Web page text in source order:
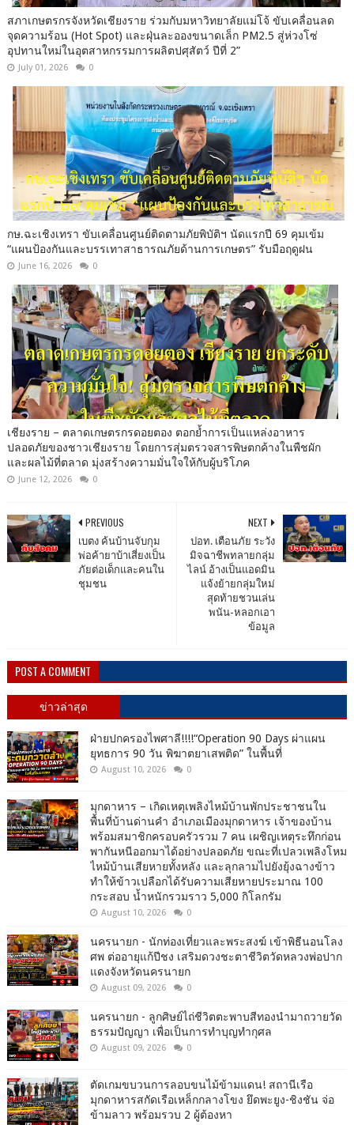
สภาเกษตรกรจังหวัดเชียงราย ร่วมกับมหาวิทยาลัยแม่โจ้ ขับเคลื่อนลด
จุดความร้อน (Hot Spot) และฝุ่นละอองขนาดเล็ก PM2.5 สู่ห่วงโซ่
อุปทานใหม่ในอุตสาหกรรมการผลิตปศุสัตว์ ปีที่ 2”
July 01, 2026 0
กษ.ฉะเชิงเทรา ขับเคลื่อนศูนย์ติดตามภัยพิบัติฯ นัดแรกปี 69 คุมเข้ม
“แผนป้องกันและบรรเทาสาธารณภัยด้านการเกษตร” รับมือฤดูฝน
June 16, 2026 0
เชียงราย – ตลาดเกษตรกรดอยตอง ตอกย้ำการเป็นแหล่งอาหาร
ปลอดภัยของชาวเชียงราย โดยการสุ่มตรวจสารพิษตกค้างในพืชผัก
และผลไม้ที่ตลาด มุ่งสร้างความมั่นใจให้กับผู้บริโภค
June 12, 2026 0
NEXT
ปอท. เตือนภัย ระวัง
มิจฉาชีพทลายกลุ่ม
ไลน์ อ้างเป็นแอดมิน
แจ้งย้ายกลุ่มใหม่
สุดท้ายชวนเล่น
พนัน-หลอกเอา
ข้อมูล
PREVIOUS
เบตง ค้นบ้านจับกุม
พ่อค้ายาบ้าเสี่ยงเป็น
ภัยต่อเด็กและคนใน
ชุมชน
POST A COMMENT
ข่าวล่าสุด
ฝ่ายปกครองไพศาลี!!!!“Operation 90 Days ผ่าแผน
ยุทธการ 90 วัน พิฆาตยาเสพติด” ในพื้นที่
August 10, 2026 0
มุกดาหาร – เกิดเหตุเพลิงไหม้บ้านพักประชาชนใน
พื้นที่บ้านด่านคำ อำเภอเมืองมุกดาหาร เจ้าของบ้าน
พร้อมสมาชิกครอบครัวรวม 7 คน เผชิญเหตุระทึกก่อน
พากันหนีออกมาได้อย่างปลอดภัย ขณะที่เปลวเพลิงโหม
ไหม้บ้านเสียหายทั้งหลัง และลุกลามไปยังยุ้งฉางข้าว
ทำให้ข้าวเปลือกได้รับความเสียหายประมาณ 100
กระสอบ น้ำหนักรวมราว 5,000 กิโลกรัม
August 10, 2026 0
นครนายก - นักท่องเที่ยวและพระสงฆ์ เข้าพิธีนอนโลง
ศพ ต่ออายุแก้ปีชง เสริมดวงชะตาชีวิตวัดหลวงพ่อปาก
แดงจังหวัดนครนายก
August 09, 2026 0
นครนายก - ลูกศิษย์ไถ่ชีวิตตะพาบสีทองนำมาถวายวัด
ธรรมปัญญา เพื่อเป็นการทำบุญทำกุศล
August 09, 2026 0
ตัดเกมขบวนการลอบขนไม้ข้ามแดน! สถานีเรือ
มุกดาหารสกัดเรือเหล็กกลางโขง ยึดพะยูง-ชิงชัน จ่อ
ข้ามลาว พร้อมรวบ 2 ผู้ต้องหา